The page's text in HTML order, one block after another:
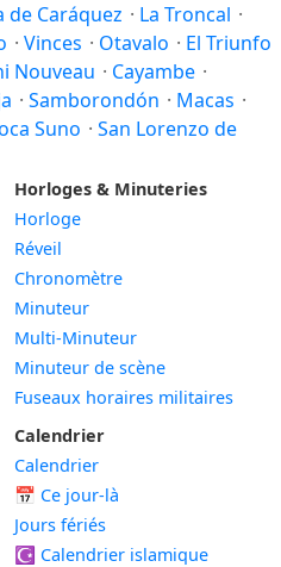
de Caráquez · La Troncal ·
· Vinces · Otavalo · El Triunfo
Nouveau · Cayambe ·
· Samborondón · Macas ·
Suno · San Lorenzo de
Horloges & Minuteries
Horloge
Réveil
Chronomètre
Minuteur
Multi-Minuteur
Minuteur de scène
Fuseaux horaires militaires
Calendrier
Calendrier
📅 Ce jour-là
Jours fériés
☪️ Calendrier islamique